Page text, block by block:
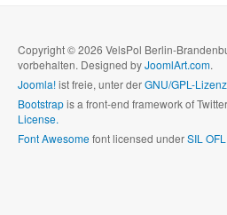
Copyright © 2026 VelsPol Berlin-
vorbehalten. Designed byJoomlArt.com.
Joomla!ist freie, unter derGNU/GPL-Lizenz
Bootstrapis a front-end framework of
License.
Font Awesomefont licensed underSIL